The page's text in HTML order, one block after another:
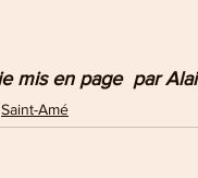
mis en page  par
Saint-Amé